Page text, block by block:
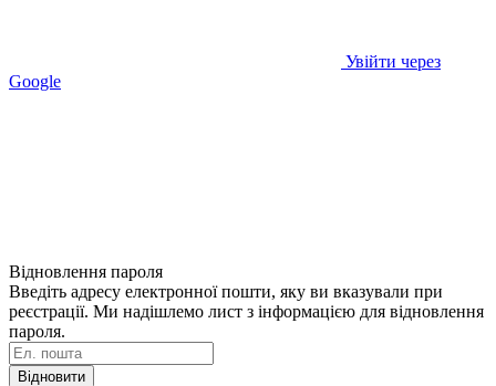
Увійти через
Google
Відновлення пароля
Введіть адресу електронної пошти, яку ви вказували при
реєстрації. Ми надішлемо лист з інформацією для відновлення
пароля.
Відновити